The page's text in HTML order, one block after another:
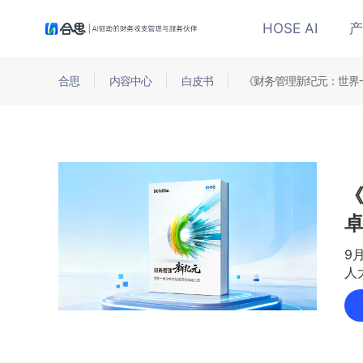
HOSE AI
合思 内容中心 白皮书 《财务管理新纪元：世
9
人
新